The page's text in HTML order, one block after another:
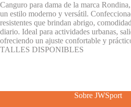
Canguro para dama de la marca
un estilo moderno y versátil.
resistentes que brindan abrigo,
diario. Ideal para actividades urbanas,
ofreciendo un ajuste confortable y
TALLES DISPONIBLES
Sobre JWSport